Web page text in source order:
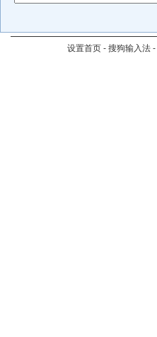
设置首页 - 搜狗输入法 -